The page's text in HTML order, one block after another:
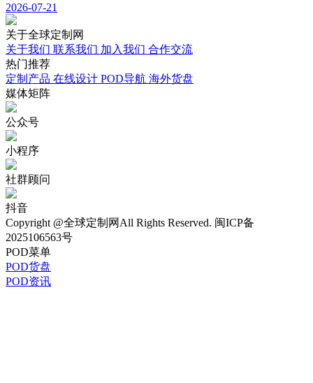
2026-07-21
关于全球定制网
关于我们 联系我们 加入我们 合作交流
热门推荐
定制产品 在线设计 POD导航 海外货盘
媒体矩阵
公众号
小程序
社群顾问
抖音
Copyright @全球定制网All Rights Reserved. 闽ICP备
2025106563号
POD菜单
POD货盘
POD资讯